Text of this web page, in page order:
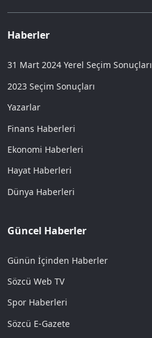
Haberler
31 Mart 2024 Yerel Seçim Sonuçları
2023 Seçim Sonuçları
Yazarlar
Finans Haberleri
Ekonomi Haberleri
Hayat Haberleri
Dünya Haberleri
Güncel Haberler
Günün İçinden Haberler
Sözcü Web TV
Spor Haberleri
Sözcü E-Gazete